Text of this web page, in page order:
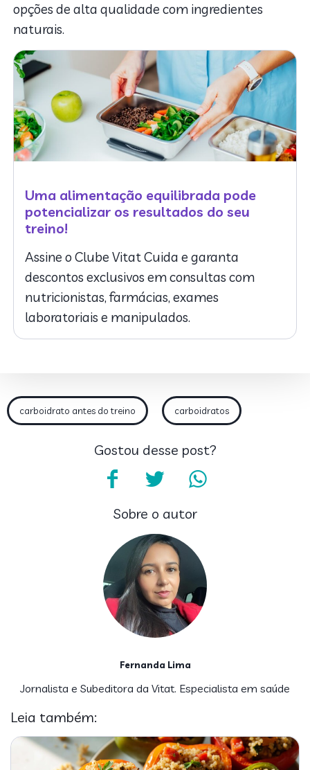
opções de alta qualidade com ingredientes
naturais.
Uma alimentação equilibrada pode
potencializar os resultados do seu
treino!
Assine o Clube Vitat Cuida e garanta
descontos exclusivos em consultas com
nutricionistas, farmácias, exames
laboratoriais e manipulados.
carboidrato antes do treino carboidratos
Gostou desse post?
Sobre o autor
Fernanda Lima
Jornalista e Subeditora da Vitat. Especialista em saúde
Leia também: